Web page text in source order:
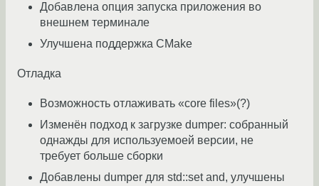
Добавлена опция запуска приложения во
внешнем терминале
Улучшена поддержка CMake
Отладка
Возможность отлаживать «core files»(?)
Изменён подход к загрузке dumper: собранный
однажды для используемоей версии, не
требует больше сборки
Добавлены dumper для std::set and, улучшены